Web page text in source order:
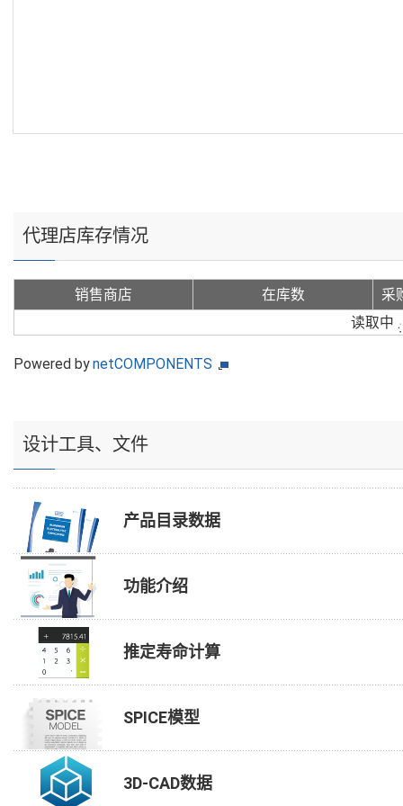
代理店库存情况
销售商店 在库数
采
读取中
Powered bynetCOMPONENTS
设计工具、文件
产品目录数据
功能介绍
推定寿命计算
SPICE模型
3D-CAD数据